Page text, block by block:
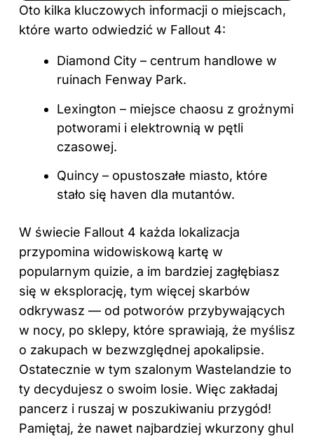
Oto kilka kluczowych informacji o miejscach,
które warto odwiedzić w Fallout 4:
Diamond City – centrum handlowe w
ruinach Fenway Park.
Lexington – miejsce chaosu z groźnymi
potworami i elektrownią w pętli
czasowej.
Quincy – opustoszałe miasto, które
stało się haven dla mutantów.
W świecie Fallout 4 każda lokalizacja
przypomina widowiskową kartę w
popularnym quizie, a im bardziej zagłębiasz
się w eksplorację, tym więcej skarbów
odkrywasz — od potworów przybywających
w nocy, po sklepy, które sprawiają, że myślisz
o zakupach w bezwzględnej apokalipsie.
Ostatecznie w tym szalonym Wastelandzie to
ty decydujesz o swoim losie. Więc zakładaj
pancerz i ruszaj w poszukiwaniu przygód!
Pamiętaj, że nawet najbardziej wkurzony ghul